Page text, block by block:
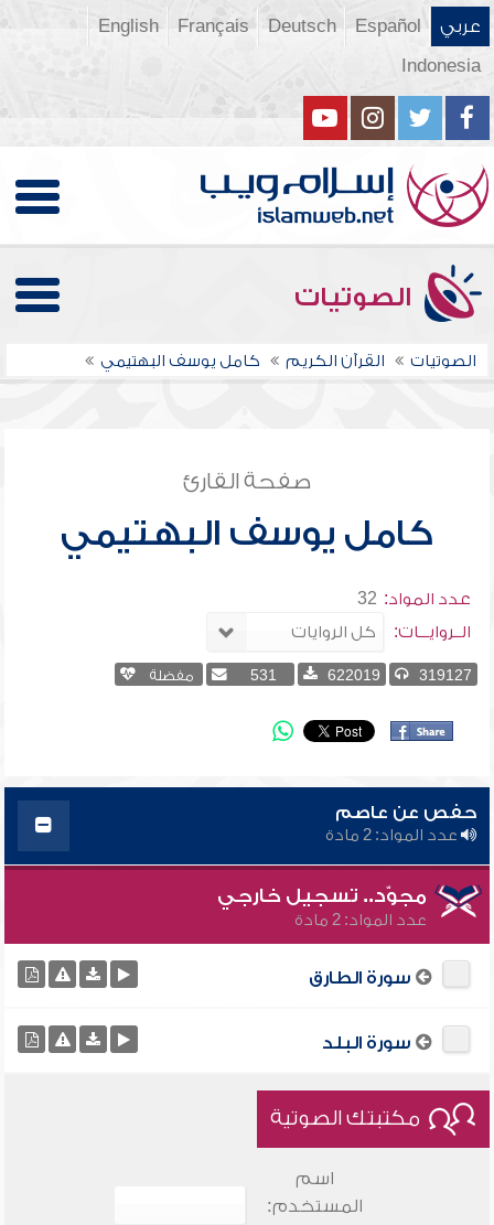
عربي Español
Deutsch
Français
English
Indonesia
الصوتيات
الصوتيات القرآن الكريم كامل يوسف البهتيمي
صفحة القارئ
كامل يوسف البهتيمي
عدد المواد: 32
الــروايـــات:
319127
622019
531 مفضلة
حفص عن عاصم
عدد المواد: 2 مادة
مجوّد.. تسجيل خارجي
عدد المواد: 2 مادة
سورة الطارق
سورة البلد
مكتبتك الصوتية
اسم
المستخدم: